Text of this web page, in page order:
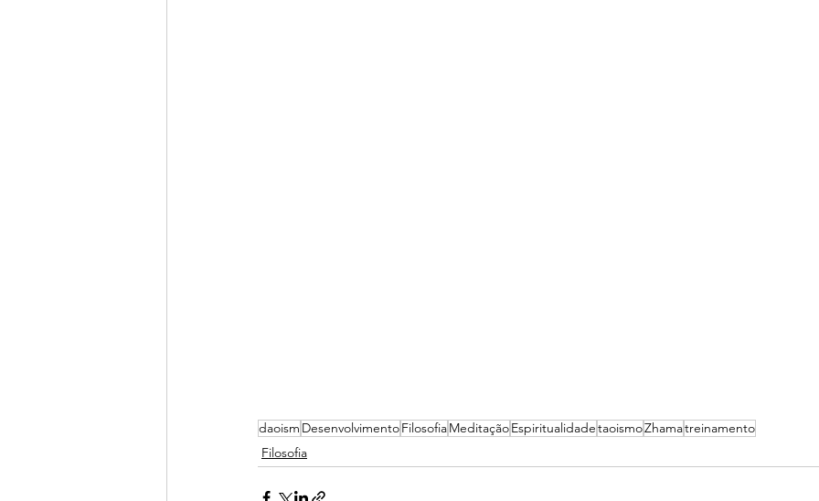
daoism DesenvolvimentoFilosofiaMeditaçãoEspiritualidadetaoismoZhamatreinamento
Filosofia